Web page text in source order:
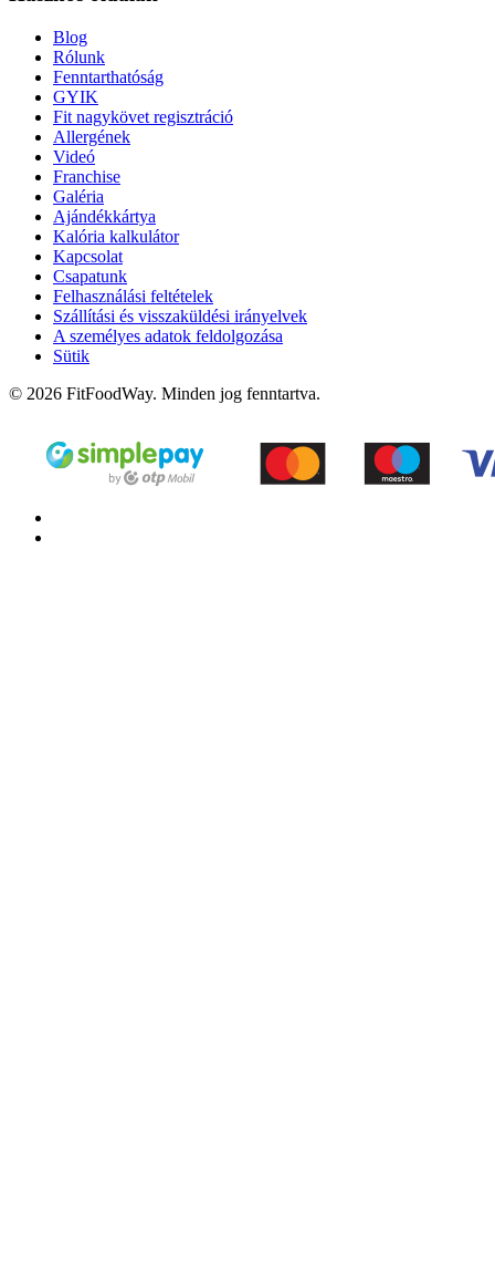
Blog
Rólunk
Fenntarthatóság
GYIK
Fit nagykövet regisztráció
Allergének
Videó
Franchise
Galéria
Ajándékkártya
Kalória kalkulátor
Kapcsolat
Csapatunk
Felhasználási feltételek
Szállítási és visszaküldési irányelvek
A személyes adatok feldolgozása
Sütik
© 2026 FitFoodWay. Minden jog fenntartva.